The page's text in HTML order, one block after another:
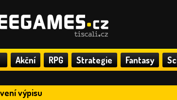
Akční RPG Strategie Fantasy
výpisu